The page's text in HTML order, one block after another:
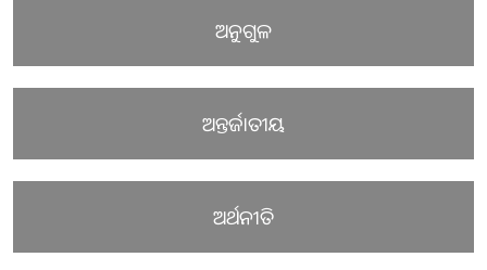
ଅନୁଗୁଳ
ଅନ୍ତର୍ଜାତୀୟ
ଅର୍ଥନୀତି